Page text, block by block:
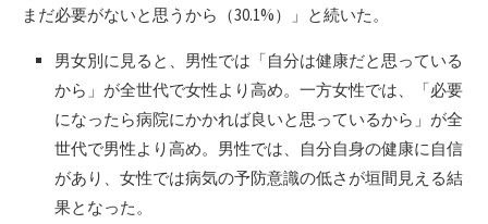
まだ必要がないと思うから（30.1%）」と続いた。
男女別に見ると、男性では「自分は健康だと思っている
から」が全世代で女性より高め。一方女性では、「必要
になったら病院にかかれば良いと思っているから」が全
世代で男性より高め。男性では、自分自身の健康に自信
があり、女性では病気の予防意識の低さが垣間見える結
果となった。